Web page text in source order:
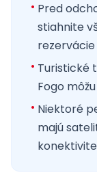
Pred
stiahnite
Turistické
Fogo
Niektoré
majú